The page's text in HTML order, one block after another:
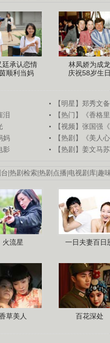
廷承认恋情
顺利当妈
林凤娇为成龙
庆祝58岁生
【明星】郑秀文
泪
【热门】《香格
【视频】张国强
妈
【热剧】《美人
影
【热剧】姜文马
热剧检索 热剧点播 电视剧库 趣
火流星 一日夫妻百日
草美人 百花深处